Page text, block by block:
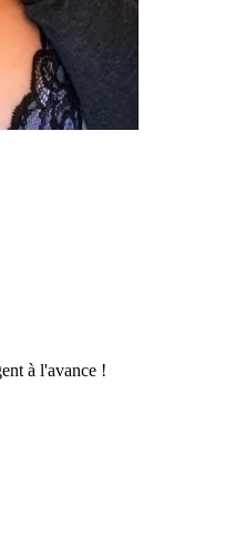
à l'avance !